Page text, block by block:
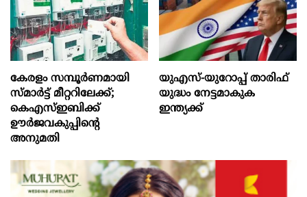
കേരളം സമ്പൂർണമായി
സ്മാർട്ട്‌ മീറ്ററിലേക്ക്;
കെഎസ്ഇബിക്ക്
ഊർജവകുപ്പിന്റെ
അനുമതി
യുഎസ്-യുറോപ്പ് താരിഫ്
യുദ്ധം നേട്ടമാകുക
ഇന്ത്യക്ക്